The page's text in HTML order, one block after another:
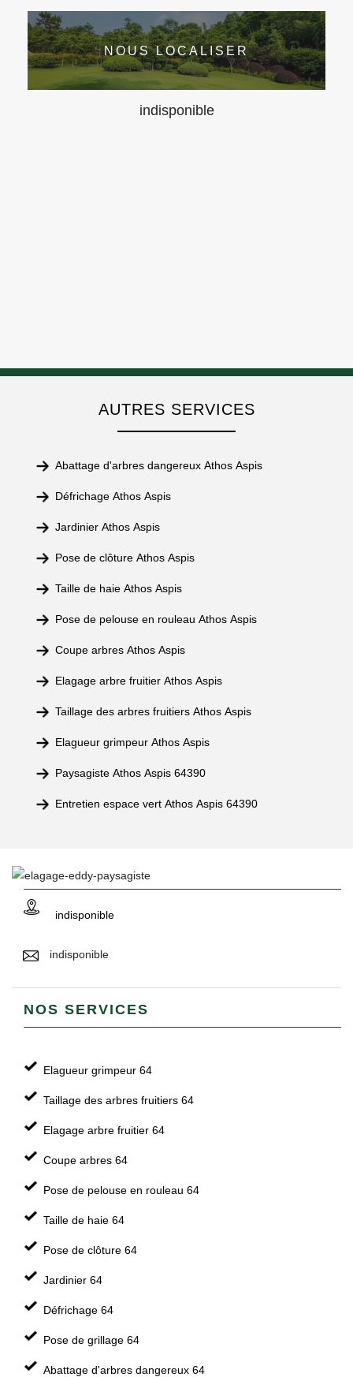
NOUS LOCALISER
indisponible
AUTRES SERVICES
Abattage d'arbres dangereux Athos Aspis
Défrichage Athos Aspis
Jardinier Athos Aspis
Pose de clôture Athos Aspis
Taille de haie Athos Aspis
Pose de pelouse en rouleau Athos Aspis
Coupe arbres Athos Aspis
Elagage arbre fruitier Athos Aspis
Taillage des arbres fruitiers Athos Aspis
Elagueur grimpeur Athos Aspis
Paysagiste Athos Aspis 64390
Entretien espace vert Athos Aspis 64390
indisponible
indisponible
NOS SERVICES
Elagueur grimpeur 64
Taillage des arbres fruitiers 64
Elagage arbre fruitier 64
Coupe arbres 64
Pose de pelouse en rouleau 64
Taille de haie 64
Pose de clôture 64
Jardinier 64
Défrichage 64
Pose de grillage 64
Abattage d'arbres dangereux 64